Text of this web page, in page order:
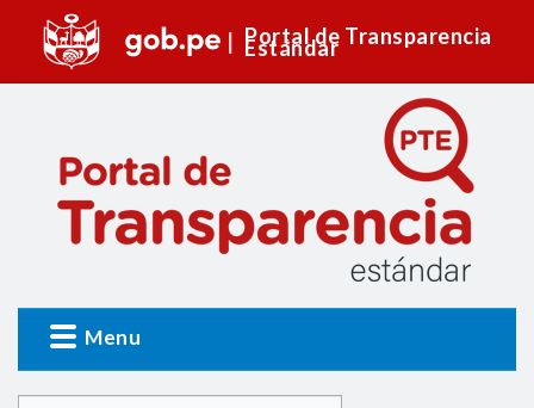
Portal de Transparencia
Estándar
Menu